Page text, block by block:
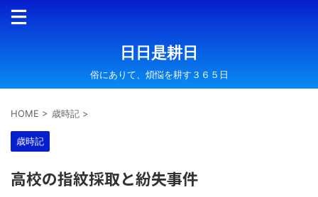
日日是耕日
俗にありて、煩悩を耕す３６５日
HOME > 歳時記 >
歳時記
高校の指紋採取と紛失事件